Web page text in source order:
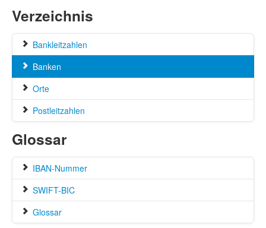
Verzeichnis
Bankleitzahlen
Banken
Orte
Postleitzahlen
Glossar
IBAN-Nummer
SWIFT-BIC
Glossar